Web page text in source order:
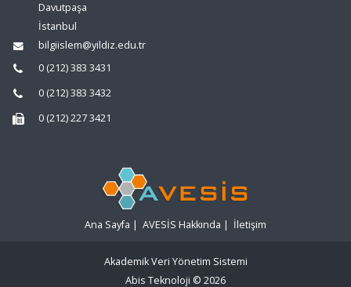
Davutpaşa
İstanbul
bilgiislem@yildiz.edu.tr
0 (212) 383 3431
0 (212) 383 3432
0 (212) 227 3421
Ana Sayfa | AVESİS Hakkında | İletişim
Akademik Veri Yönetim Sistemi
Abis Teknoloji © 2026